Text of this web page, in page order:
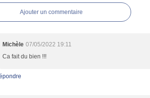
Ajouter un commentaire
Michèle 07/05/2022 19:11
Ca fait du bien !!!